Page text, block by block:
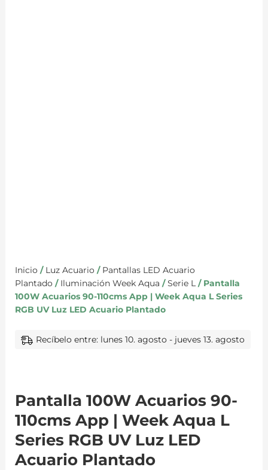
Inicio / Luz Acuario / Pantallas LED Acuario
Plantado / Iluminación Week Aqua /Serie L/ Pantalla
100W Acuarios 90-110cms App | Week Aqua L Series
RGB UV Luz LED Acuario Plantado
Recíbelo entre: lunes 10. agosto - jueves 13. agosto
Pantalla 100W Acuarios 90-
110cms App | Week Aqua L
Series RGB UV Luz LED
Acuario Plantado